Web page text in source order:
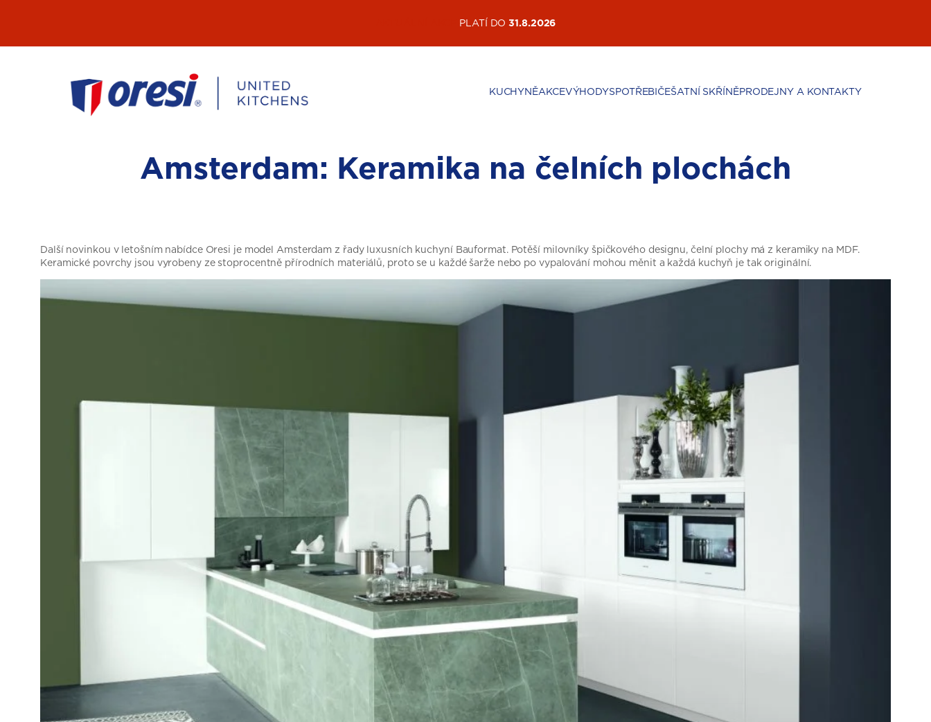
PLATÍ DO31.8.2026
KUCHYNĚAKCEVÝHODYSPOTŘEBIČEŠATNÍ SKŘÍNĚPRODEJNY A KONTAKTY
Amsterdam: Keramika na čelních plochách
Další novinkou v letošním nabídce Oresi je model Amsterdam z řady luxusních kuchyní Bauformat. Potěší milovníky špičkového designu, čelní plochy má z keramiky na MDF.
Keramické povrchy jsou vyrobeny ze stoprocentně přírodních materiálů, proto se u každé šarže nebo po vypalování mohou měnit a každá kuchyň je tak originální.